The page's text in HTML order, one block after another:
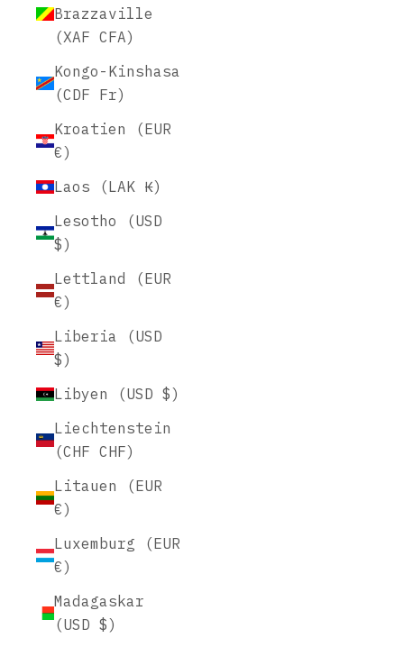
Brazzaville
(XAF CFA)
Kongo-Kinshasa
(CDF Fr)
Kroatien (EUR
€)
Laos (LAK ₭)
Lesotho (USD
$)
Lettland (EUR
€)
Liberia (USD
$)
Libyen (USD $)
Liechtenstein
(CHF CHF)
Litauen (EUR
€)
Luxemburg (EUR
€)
Madagaskar
(USD $)